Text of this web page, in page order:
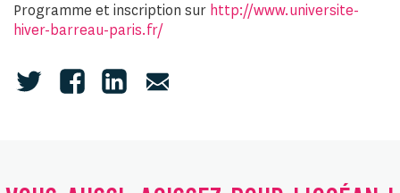
Programme et inscription sur http://www.universite-
hiver-barreau-paris.fr/